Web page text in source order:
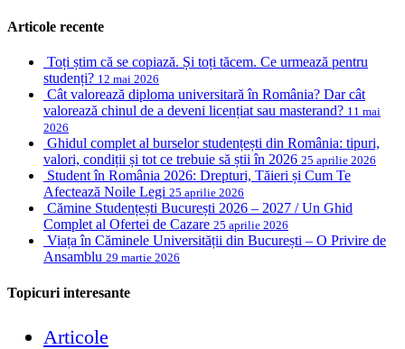
Articole recente
Toți știm că se copiază. Și toți tăcem. Ce urmează pentru
studenți? 12 mai 2026
Cât valorează diploma universitară în România? Dar cât
valorează chinul de a deveni licențiat sau masterand? 11 mai
2026
Ghidul complet al burselor studențești din România: tipuri,
valori, condiții și tot ce trebuie să știi în 2026 25 aprilie 2026
Student în România 2026: Drepturi, Tăieri și Cum Te
Afectează Noile Legi 25 aprilie 2026
Cămine Studențești București 2026 – 2027 / Un Ghid
Complet al Ofertei de Cazare 25 aprilie 2026
Viața în Căminele Universității din București – O Privire de
Ansamblu 29 martie 2026
Topicuri interesante
Articole